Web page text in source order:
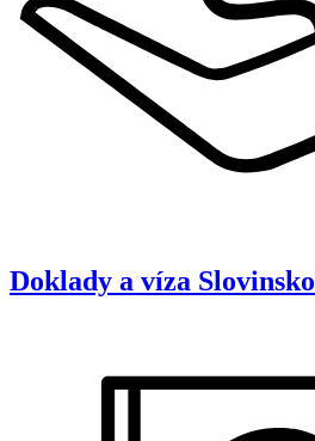
Doklady a víza Slovinsko